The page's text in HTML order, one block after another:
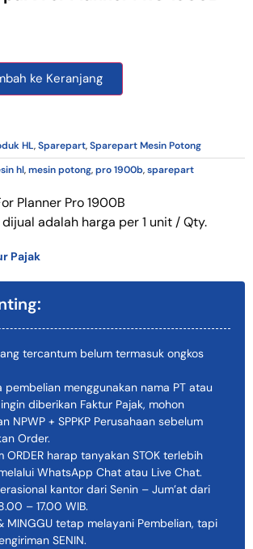
ke Keranjang
HL,Sparepart,Sparepart Mesin Potong
hl,mesin potong,pro 1900b,sparepart
Planner Pro 1900B
adalah harga per 1 unit / Qty.
Pajak
tercantum belum termasuk ongkos
pembelian menggunakan nama PT atau
diberikan Faktur Pajak, mohon
NPWP + SPPKP Perusahaan sebelum
Order.
ORDER harap tanyakan STOK terlebih
WhatsApp Chat atau Live Chat.
kantor dari Senin – Jum’at dari
– 17.00 WIB.
MINGGU tetap melayani Pembelian, tapi
SENIN.